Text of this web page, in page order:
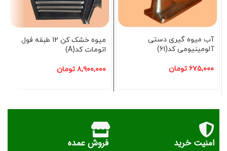
آب میوه گیری دستی
آلومینیومی کد(61)
۶۷۵,۰۰۰ تومان
میوه خشک کن 12 طبقه فول
اتومات کد(A)
۸,۹۰۰,۰۰۰ تومان
امنیت خرید فروش عمده